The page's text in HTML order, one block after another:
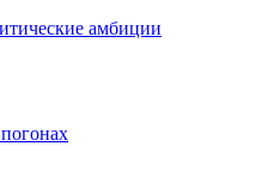
амбиции